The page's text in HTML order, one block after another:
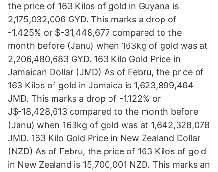
the price of 163 Kilos of gold in Guyana is
2,175,032,006 GYD. This marks a drop of
-1.425% or $-31,448,677 compared to the
month before (Janu) when 163kg of gold was at
2,206,480,683 GYD. 163 Kilo Gold Price in
Jamaican Dollar (JMD) As of Febru, the price of
163 Kilos of gold in Jamaica is 1,623,899,464
JMD. This marks a drop of -1.122% or
J$-18,428,613 compared to the month before
(Janu) when 163kg of gold was at 1,642,328,078
JMD. 163 Kilo Gold Price in New Zealand Dollar
(NZD) As of Febru, the price of 163 Kilos of gold
in New Zealand is 15,700,001 NZD. This marks an